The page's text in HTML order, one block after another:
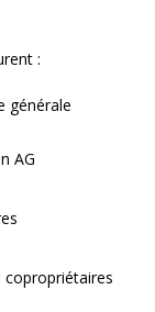
:
générale
AG
copropriétaires